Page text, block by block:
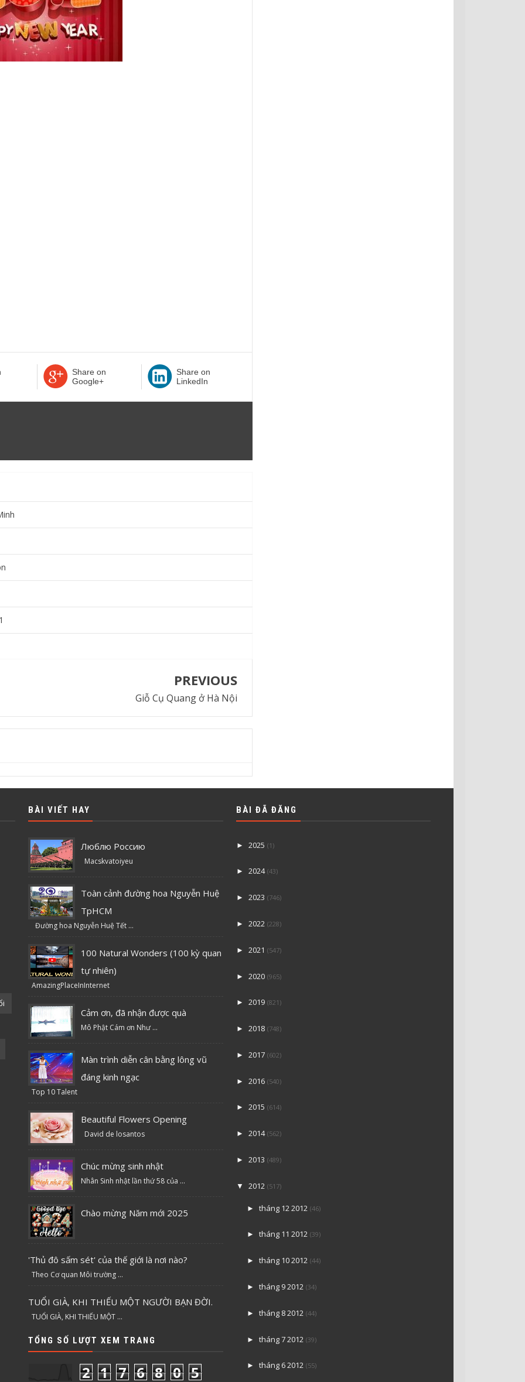
Share on
Google+
Share on
LinkedIn
PREVIOUS
Giỗ Cụ Quang ở Hà Nội
BÀI VIẾT HAY
Люблю Россию
Macskvatoiyeu
Toàn cảnh đường hoa Nguyễn Huệ
TpHCM
Đường hoa Nguyễn Huệ Tết ...
100 Natural Wonders (100 kỳ quan
tự nhiên)
AmazingPlaceInInternet
Cảm ơn, đã nhận được quà
Mô Phật Cám ơn Như ...
Màn trình diễn cân bằng lông vũ
đáng kinh ngạc
Top 10 Talent
Beautiful Flowers Opening
David de losantos
Chúc mừng sinh nhật
Nhân Sinh nhật lần thứ 58 của ...
Chào mừng Năm mới 2025
'Thủ đô sấm sét' của thế giới là nơi nào?
Theo Cơ quan Môi trường ...
TUỔI GIÀ, KHI THIẾU MỘT NGƯỜI BẠN ĐỜI.
TUỔI GIÀ, KHI THIẾU MỘT ...
TỔNG SỐ LƯỢT XEM TRANG
2 1 7 6 8 0 5
BÀI ĐÃ ĐĂNG
► 2025 (1)
► 2024 (43)
► 2023 (746)
► 2022 (228)
► 2021 (547)
► 2020 (965)
► 2019 (821)
► 2018 (748)
► 2017 (602)
► 2016 (540)
► 2015 (614)
► 2014 (562)
► 2013 (489)
▼ 2012 (517)
► tháng 12 2012 (46)
► tháng 11 2012 (39)
► tháng 10 2012 (44)
► tháng 9 2012 (34)
► tháng 8 2012 (44)
► tháng 7 2012 (39)
► tháng 6 2012 (55)